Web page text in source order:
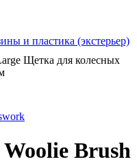
и пластика (экстерьер)
Щетка для колесных
Brush